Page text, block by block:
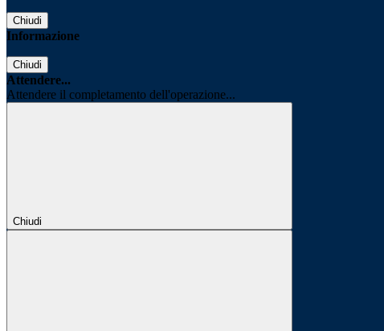
Chiudi
Informazione
Chiudi
Attendere...
Attendere il completamento dell'operazione...
Chiudi